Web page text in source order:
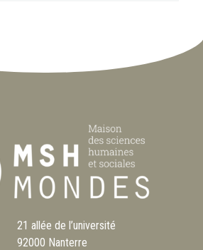
21 allée de l’université
92000 Nanterre